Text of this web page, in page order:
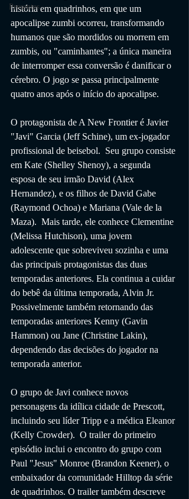
Presentes
história em quadrinhos, em que um
apocalipse zumbi ocorreu, transformando
humanos que são mordidos ou morrem em
zumbis, ou "caminhantes"; a única maneira
de interromper essa conversão é danificar o
cérebro. O jogo se passa principalmente
quatro anos após o início do apocalipse.
O protagonista de A New Frontier é Javier
"Javi" Garcia (Jeff Schine), um ex-jogador
profissional de beisebol.  Seu grupo consiste
em Kate (Shelley Shenoy), a segunda
esposa de seu irmão David (Alex
Hernandez), e os filhos de David Gabe
(Raymond Ochoa) e Mariana (Vale de la
Maza).  Mais tarde, ele conhece Clementine
(Melissa Hutchison), uma jovem
adolescente que sobreviveu sozinha e uma
das principais protagonistas das duas
temporadas anteriores. Ela continua a cuidar
do bebê da última temporada, Alvin Jr.
Possivelmente também retornando das
temporadas anteriores Kenny (Gavin
Hammon) ou Jane (Christine Lakin),
dependendo das decisões do jogador na
temporada anterior.
O grupo de Javi conhece novos
personagens da idílica cidade de Prescott,
incluindo seu líder Tripp e a médica Eleanor
(Kelly Crowder).  O trailer do primeiro
episódio inclui o encontro do grupo com
Paul "Jesus" Monroe (Brandon Keener), o
embaixador da comunidade Hilltop da série
de quadrinhos. O trailer também descreve